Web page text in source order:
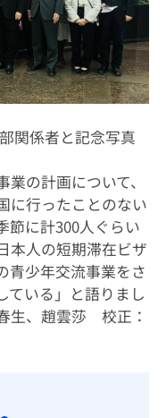
関係者と記念写真
の計画について、
に行ったことのない
節に計300人ぐらい
本人の短期滞在ビザ
青少年交流事業をさ
ている」と語りまし
生、趙雲莎 校正：